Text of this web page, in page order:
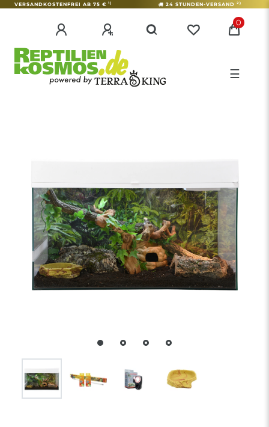
VERSANDKOSTENFREI AB 75 € 1) 24 STUNDEN-VERSAND 2)
0
☰